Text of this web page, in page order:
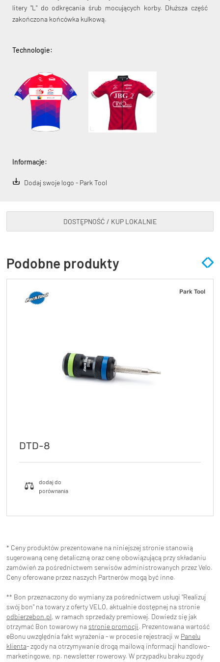
KryptoFlex Key Cable
34,90 zł* 89,00 zł*
litery "L" do odkręcania śrub mocujących korby. Dłuższa część
zakończona końcówka kulkową.
Technologie:
Informacje:
Dodaj swoje logo - Park Tool
DOSTĘPNOŚĆ / KUP LOKALNIE
Podobne produkty
Park Tool
DTD-8
* Ceny produktów prezentowane na niniejszej stronie stanowią
sugerowaną cenę detaliczną oraz cenę obowiązującą przy składaniu
zamówień za pośrednictwem serwisów administrowanych przez Velo.
Ceny oferowane przez naszych Partnerów mogą być inne.
** Bon przeznaczony do wymiany za pośrednictwem usługi "Realizuj
swój bon" na towary z oferty VELO, aktualnie dostępnej na stronie
odbierzebon.pl, w ramach sprzedaży premiowej. Dowiedz się jak
otrzymać Bon towarowy na stronie promocji. Prezentowana wartość
eBonu uwzględnia fakt wyrażenia - w procesie rejestracji w Panelu
klienta- zgody na otrzymywanie drogą mailową informacji handlowo-
marketingowe, np. newsletter rowerowy. W przypadku braku zgody